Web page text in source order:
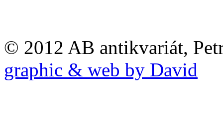
© 2012 AB antikvariát,
graphic & web by David